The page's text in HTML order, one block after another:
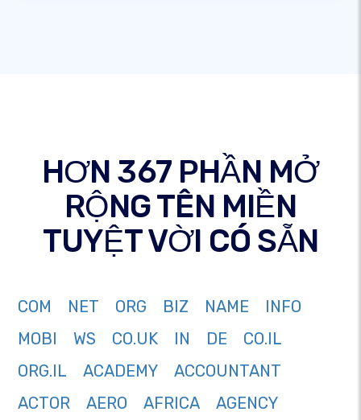
HƠN 367 PHẦN MỞ
RỘNG TÊN MIỀN
TUYỆT VỜI CÓ SẴN
COM NET ORG BIZ NAME
INFO
MOBI
WS CO.UK IN DE
CO.IL
ORG.IL
ACADEMY
ACCOUNTANT
ACTOR
AERO AFRICA
AGENCY